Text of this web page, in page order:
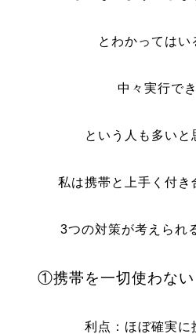
とわかってはい
中々実行で
という人も多いと
私は携帯と上手く付き
3つの対策が考えられ
①携帯を一切使わな
利点：ほぼ確実に